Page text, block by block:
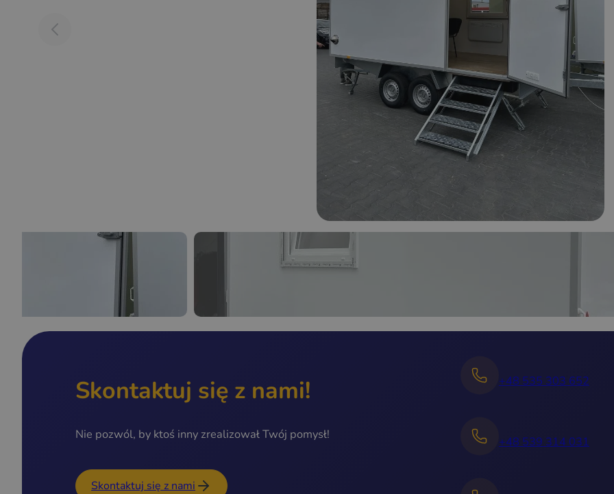
Skontaktuj się z nami!
Nie pozwól, by ktoś inny zrealizował Twój pomysł!
Skontaktuj się z nami
+48 535 303 652
+48 539 314 031